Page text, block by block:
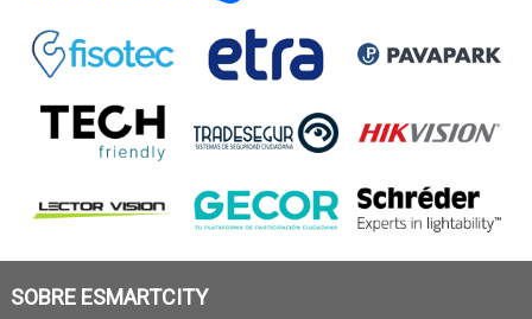
SOBRE ESMARTCITY